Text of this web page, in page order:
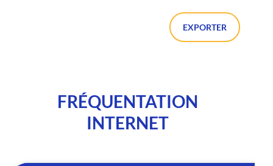
EXPORTER
FRÉQUENTATION
INTERNET